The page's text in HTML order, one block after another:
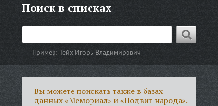
Поиск в списках
Пример:Тейх Игорь Владимирович
Вы можете поискать также в базах
данных «Мемориал» и «Подвиг народа».